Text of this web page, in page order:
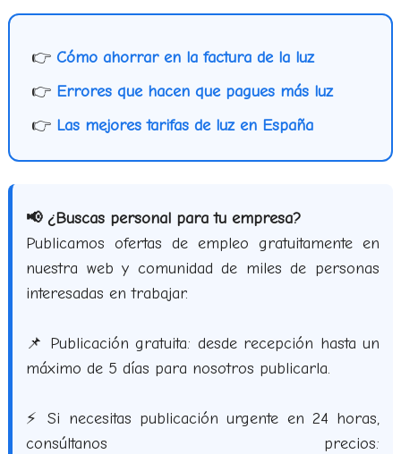
👉 Cómo ahorrar en la factura de la luz
👉 Errores que hacen que pagues más luz
👉 Las mejores tarifas de luz en España
📢 ¿Buscas personal para tu empresa?
Publicamos ofertas de empleo gratuitamente en
nuestra web y comunidad de miles de personas
interesadas en trabajar.
📌 Publicación gratuita: desde recepción hasta un
máximo de 5 días para nosotros publicarla.
⚡ Si necesitas publicación urgente en 24 horas,
consúltanos precios: